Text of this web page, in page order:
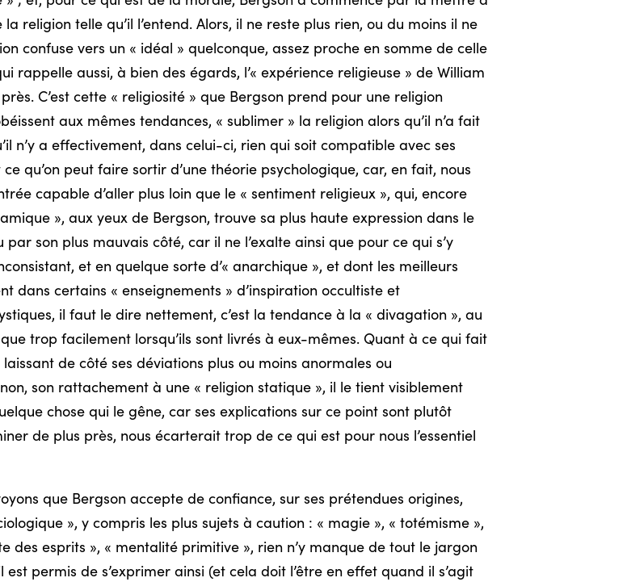
religion telle qu’il l’entend. Alors, il ne reste plus rien, ou du moins il ne
confuse vers un « idéal » quelconque, assez proche en somme de celle
rappelle aussi, à bien des égards, l’« expérience religieuse » de William
C’est cette « religiosité » que Bergson prend pour une religion
aux mêmes tendances, « sublimer » la religion alors qu’il n’a fait
n’y a effectivement, dans celui-ci, rien qui soit compatible avec ses
qu’on peut faire sortir d’une théorie psychologique, car, en fait, nous
capable d’aller plus loin que le « sentiment religieux », qui, encore
», aux yeux de Bergson, trouve sa plus haute expression dans le
son plus mauvais côté, car il ne l’exalte ainsi que pour ce qui s’y
et en quelque sorte d’« anarchique », et dont les meilleurs
dans certains « enseignements » d’inspiration occultiste et
il faut le dire nettement, c’est la tendance à la « divagation », au
trop facilement lorsqu’ils sont livrés à eux-mêmes. Quant à ce qui fait
de côté ses déviations plus ou moins anormales ou
son rattachement à une « religion statique », il le tient visiblement
chose qui le gêne, car ses explications sur ce point sont plutôt
de plus près, nous écarterait trop de ce qui est pour nous l’essentiel
que Bergson accepte de confiance, sur ses prétendues origines,
», y compris les plus sujets à caution : « magie », « totémisme »,
des esprits », « mentalité primitive », rien n’y manque de tout le jargon
permis de s’exprimer ainsi (et cela doit l’être en effet quand il s’agit